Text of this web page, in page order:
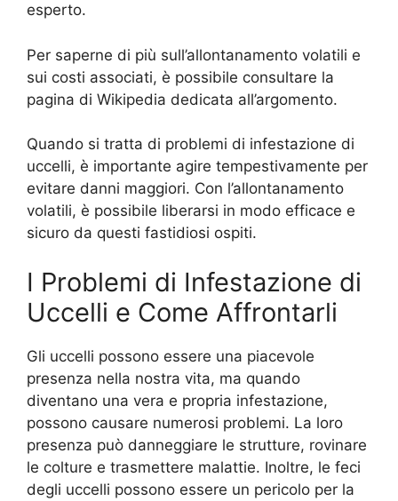
esperto.
Per saperne di più sull’allontanamento volatili e
sui costi associati, è possibile consultare la
pagina di Wikipedia dedicata all’argomento.
Quando si tratta di problemi di infestazione di
uccelli, è importante agire tempestivamente per
evitare danni maggiori. Con l’allontanamento
volatili, è possibile liberarsi in modo efficace e
sicuro da questi fastidiosi ospiti.
I Problemi di Infestazione di
Uccelli e Come Affrontarli
Gli uccelli possono essere una piacevole
presenza nella nostra vita, ma quando
diventano una vera e propria infestazione,
possono causare numerosi problemi. La loro
presenza può danneggiare le strutture, rovinare
le colture e trasmettere malattie. Inoltre, le feci
degli uccelli possono essere un pericolo per la